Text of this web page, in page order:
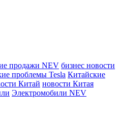
продажи NEV бизнес новости
проблемы Tesla Китайские
Китай новости Китая
Электромобили NEV